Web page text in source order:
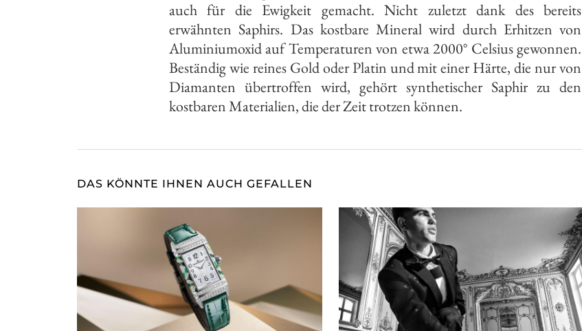
auch für die Ewigkeit gemacht. Nicht zuletzt dank des bereits
erwähnten Saphirs. Das kostbare Mineral wird durch Erhitzen von
Aluminiumoxid auf Temperaturen von etwa 2000° Celsius gewonnen.
Beständig wie reines Gold oder Platin und mit einer Härte, die nur von
Diamanten übertroffen wird, gehört synthetischer Saphir zu den
kostbaren Materialien, die der Zeit trotzen können.
DAS KÖNNTE IHNEN AUCH GEFALLEN